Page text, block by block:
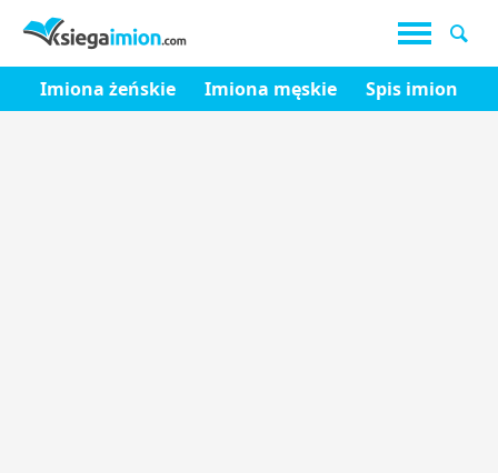
Imiona żeńskie Imiona męskie Spis imion